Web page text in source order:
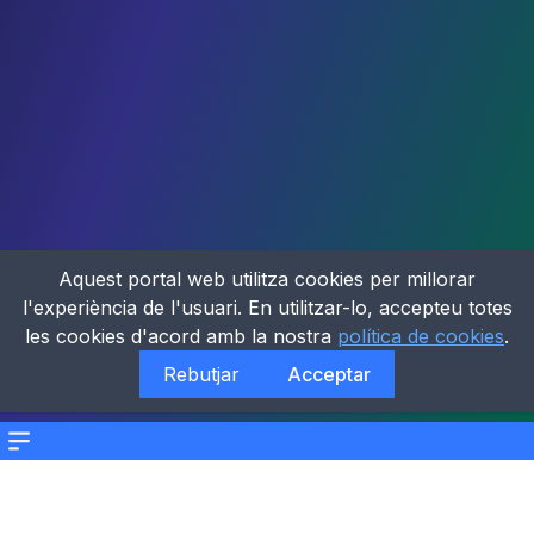
Menu
Aquest portal web utilitza cookies per millorar
l'experiència de l'usuari. En utilitzar-lo, accepteu totes
les cookies d'acord amb la nostra política de cookies.
Rebutjar
Acceptar